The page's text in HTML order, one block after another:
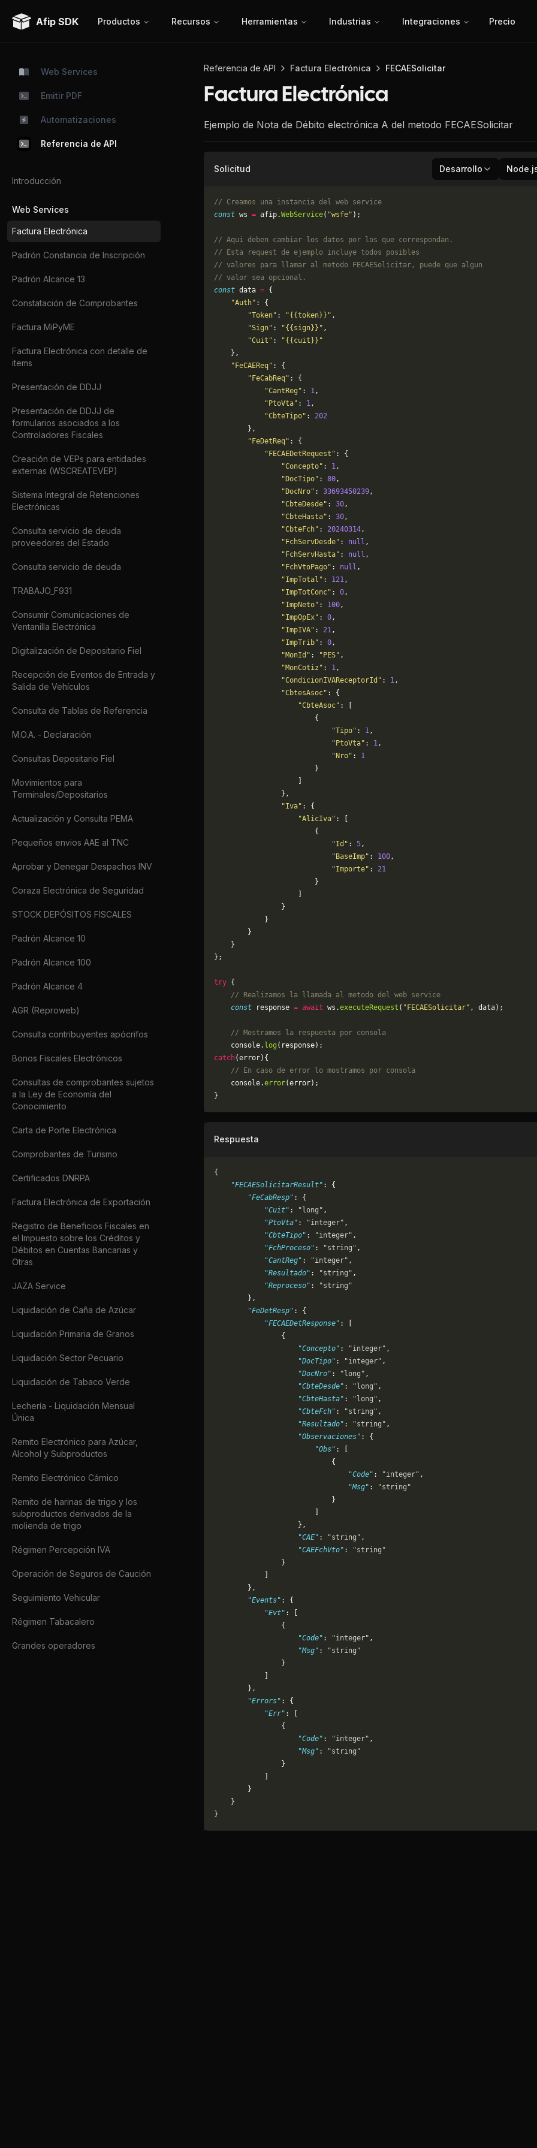
Afip SDK Productos Recursos Herramientas Industrias Integraciones Precio
Web Services
Emitir PDF
Automatizaciones
Referencia de API
Introducción
Web Services
Factura Electrónica
Padrón Constancia de Inscripción
Padrón Alcance 13
Constatación de Comprobantes
Factura MiPyME
Factura Electrónica con detalle de
items
Presentación de DDJJ
Presentación de DDJJ de
formularios asociados a los
Controladores Fiscales
Creación de VEPs para entidades
externas (WSCREATEVEP)
Sistema Integral de Retenciones
Electrónicas
Consulta servicio de deuda
proveedores del Estado
Consulta servicio de deuda
TRABAJO_F931
Consumir Comunicaciones de
Ventanilla Electrónica
Digitalización de Depositario Fiel
Recepción de Eventos de Entrada y
Salida de Vehículos
Consulta de Tablas de Referencia
M.O.A. - Declaración
Consultas Depositario Fiel
Movimientos para
Terminales/Depositarios
Actualización y Consulta PEMA
Pequeños envios AAE al TNC
Aprobar y Denegar Despachos INV
Coraza Electrónica de Seguridad
STOCK DEPÓSITOS FISCALES
Padrón Alcance 10
Padrón Alcance 100
Padrón Alcance 4
AGR (Reproweb)
Consulta contribuyentes apócrifos
Bonos Fiscales Electrónicos
Consultas de comprobantes sujetos
a la Ley de Economía del
Conocimiento
Carta de Porte Electrónica
Comprobantes de Turismo
Certificados DNRPA
Factura Electrónica de Exportación
Registro de Beneficios Fiscales en
el Impuesto sobre los Créditos y
Débitos en Cuentas Bancarias y
Otras
JAZA Service
Liquidación de Caña de Azúcar
Liquidación Primaria de Granos
Liquidación Sector Pecuario
Liquidación de Tabaco Verde
Lechería - Liquidación Mensual
Única
Remito Electrónico para Azúcar,
Alcohol y Subproductos
Remito Electrónico Cárnico
Remito de harinas de trigo y los
subproductos derivados de la
molienda de trigo
Régimen Percepción IVA
Operación de Seguros de Caución
Seguimiento Vehicular
Régimen Tabacalero
Grandes operadores
Referencia de API Factura Electrónica FECAESolicitar
Factura Electrónica
Ejemplo de Nota de Débito electrónica A del metodo FECAESolicitar
Solicitud Desarrollo
// Creamos una instancia del web service
const ws = afip.WebService( "wsfe" );
// Aqui deben cambiar los datos por los que correspondan.
// Esta request de ejemplo incluye todos posibles
// valores para llamar al metodo FECAESolicitar, puede que algun
// valor sea opcional.
const data = {
    "Auth"
: {
        "Token"
: "{{token}}" ,
        "Sign"
: "{{sign}}" ,
        "Cuit"
:
"{{cuit}}"
    },
    "FeCAEReq"
: {
        "FeCabReq"
: {
            "CantReg"
: 1,
            "PtoVta"
: 1,
            "CbteTipo"
: 202
        },
        "FeDetReq"
: {
            "FECAEDetRequest"
: {
                "Concepto"
: 1,
                "DocTipo"
: 80,
                "DocNro"
: 33693450239,
                "CbteDesde"
: 30,
                "CbteHasta"
: 30,
                "CbteFch"
: 20240314,
                "FchServDesde"
: null ,
                "FchServHasta"
: null ,
                "FchVtoPago"
: null ,
                "ImpTotal"
: 121,
                "ImpTotConc"
: 0,
                "ImpNeto"
: 100,
                "ImpOpEx"
: 0,
                "ImpIVA"
: 21,
                "ImpTrib"
: 0,
                "MonId"
: "PES" ,
                "MonCotiz"
: 1,
                "CondicionIVAReceptorId"
: 1,
                "CbtesAsoc"
: {
                    "CbteAsoc"
: [
                        {
                            "Tipo"
: 1,
                            "PtoVta"
: 1,
                            "Nro"
: 1
                        }
                },
                "Iva"
: {
                    "AlicIva"
: [
                        {
                            "Id"
: 5,
                            "BaseImp"
: 100,
                            "Importe"
: 21
                        }
                }
            }
        }
    }
};
try {
    // Realizamos la llamada al metodo del web service
    const
response = await ws.executeRequest ( "FECAESolicitar" , data);
    // Mostramos la respuesta por consola
    console.
log (response);
catch(error){
    // En caso de error lo mostramos por consola
	console.
error(error);
}
Respuesta
{
    "FECAESolicitarResult"
: {
        "FeCabResp"
: {
            "Cuit"
: "long" ,
            "PtoVta"
: "integer" ,
            "CbteTipo"
: "integer" ,
            "FchProceso"
: "string" ,
            "CantReg"
: "integer" ,
            "Resultado"
: "string" ,
            "Reproceso"
:
"string"
        },
        "FeDetResp"
: {
            "FECAEDetResponse"
: [
                {
                    "Concepto"
: "integer" ,
                    "DocTipo"
: "integer" ,
                    "DocNro"
: "long" ,
                    "CbteDesde"
: "long" ,
                    "CbteHasta"
: "long" ,
                    "CbteFch"
: "string" ,
                    "Resultado"
: "string" ,
                    "Observaciones"
: {
                        "Obs"
: [
                            {
                                "Code"
: "integer" ,
                                "Msg"
:
"string"
                            }
                    },
                    "CAE"
: "string" ,
                    "CAEFchVto"
:
"string"
                }
        },
        "Events"
: {
            "Evt"
: [
                {
                    "Code"
: "integer" ,
                    "Msg"
:
"string"
                }
        },
        "Errors"
: {
            "Err"
: [
                {
                    "Code"
: "integer" ,
                    "Msg"
:
"string"
                }
        }
    }
}